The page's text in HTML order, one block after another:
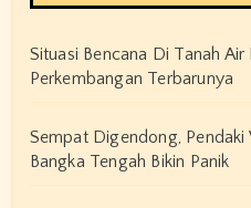
Situasi Bencana Di Tanah
Perkembangan Terbarunya
Sempat Digendong,
Bangka Tengah Bikin Panik